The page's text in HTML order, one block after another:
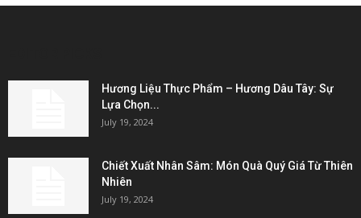
Hương Liệu Thực Phẩm – Hương Dâu Tây: Sự
Lựa Chọn...
July 19, 2024
Chiết Xuất Nhân Sâm: Món Quà Quý Giá Từ Thiên
Nhiên
July 19, 2024